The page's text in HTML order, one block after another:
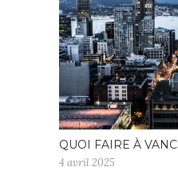
QUOI FAIRE À
4 avril 2025